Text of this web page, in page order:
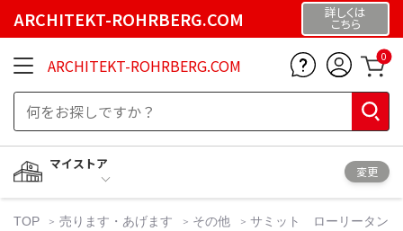
ARCHITEKT-ROHRBERG.COM 詳しくは
こちら
ARCHITEKT-ROHRBERG.COM 0
マイストア
変更
TOP 売ります・あげます その他
サミット ローリータン